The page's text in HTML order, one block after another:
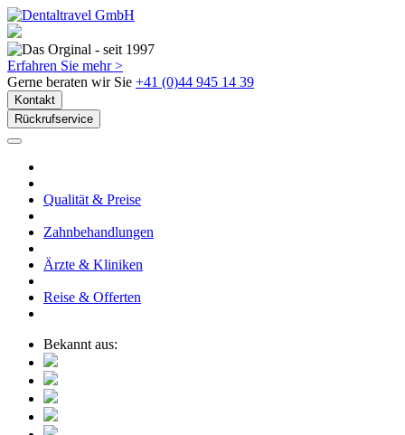
Erfahren Sie mehr >
Gerne beraten wir Sie +41 (0)44 945 14 39
Kontakt
Rückrufservice
Qualität & Preise
Zahnbehandlungen
Ärzte & Kliniken
Reise & Offerten
Bekannt aus: